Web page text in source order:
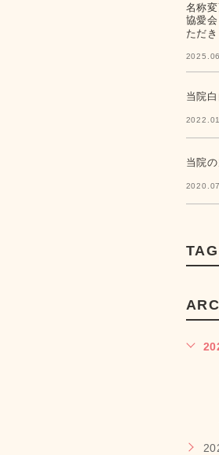
名称
協愛
ただ
当院
当院
TAG